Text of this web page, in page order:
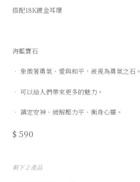
搭配18K鍍金耳環
海藍寶石
• 象徵著勇氣、愛與和平，被視為勇氣之石。
• 可以給人們帶來更多的魅力。
• 鎮定安神、緩解壓力平、衡身心靈。
$ 590
剩下 2 產品